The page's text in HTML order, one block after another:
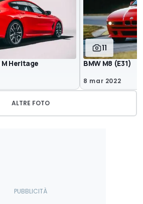
Heritage
11
BMW M8 (E31)
8 mar 2022
ALTRE FOTO